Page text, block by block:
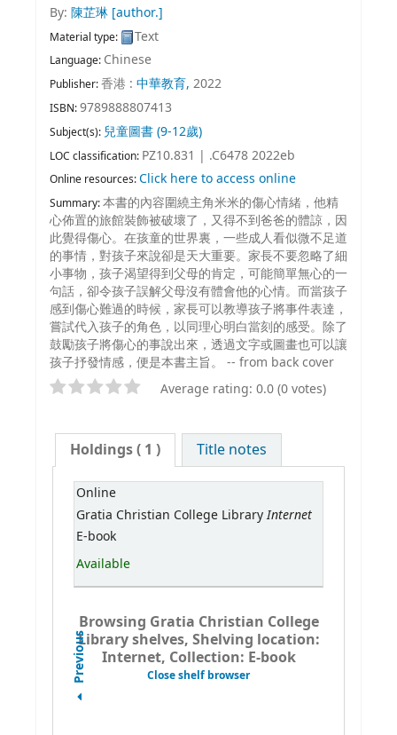
By: 陳芷琳 [author.]
Material type: Text
Language: Chinese
Publisher:香港 : 中華教育, 2022
ISBN:9789888807413
Subject(s): 兒童圖書 (9-12歲)
LOC classification: PZ10.831 | .C6478 2022eb
Online resources:Click here to access online
Summary:本書的內容圍繞主角米米的傷心情緒，他精
心佈置的旅館裝飾被破壞了，又得不到爸爸的體諒，因
此覺得傷心。在孩童的世界裏，一些成人看似微不足道
的事情，對孩子來說卻是天大重要。家長不要忽略了細
小事物，孩子渴望得到父母的肯定，可能簡單無心的一
句話，卻令孩子誤解父母沒有體會他的心情。而當孩子
感到傷心難過的時候，家長可以教導孩子將事件表達，
嘗試代入孩子的角色，以同理心明白當刻的感受。除了
鼓勵孩子將傷心的事說出來，透過文字或圖畫也可以讓
孩子抒發情感，便是本書主旨。 -- from back cover
Average rating: 0.0 (0 votes)
Holdings( 1 ) Title notes
Online
Gratia Christian College Library Internet
E-book
Available
Browsing Gratia Christian College
Library shelves, Shelving location:
Internet, Collection: E-book
Close shelf browser
Previous